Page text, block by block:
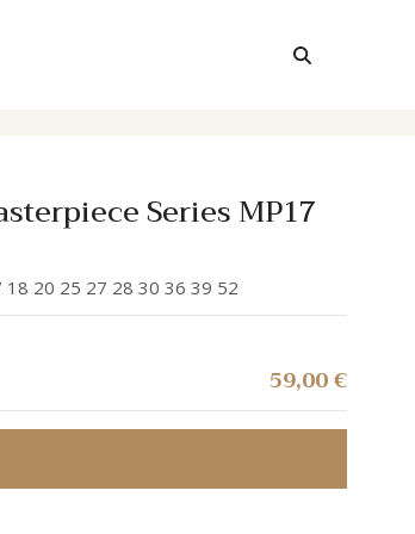
Series MP17
20 25 27 28 30 36 39 52
59,00€